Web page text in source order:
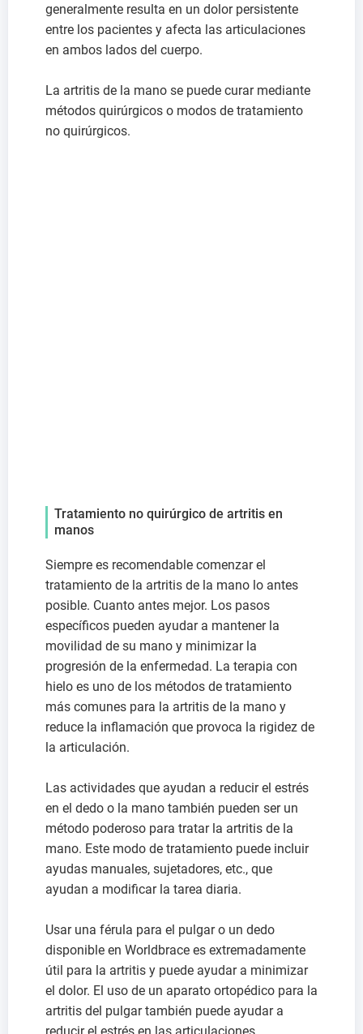
generalmente resulta en un dolor persistente
entre los pacientes y afecta las articulaciones
en ambos lados del cuerpo.
La artritis de la mano se puede curar mediante
métodos quirúrgicos o modos de tratamiento
no quirúrgicos.
Tratamiento no quirúrgico de artritis en
manos
Siempre es recomendable comenzar el
tratamiento de la artritis de la mano lo antes
posible. Cuanto antes mejor. Los pasos
específicos pueden ayudar a mantener la
movilidad de su mano y minimizar la
progresión de la enfermedad. La terapia con
hielo es uno de los métodos de tratamiento
más comunes para la artritis de la mano y
reduce la inflamación que provoca la rigidez de
la articulación.
Las actividades que ayudan a reducir el estrés
en el dedo o la mano también pueden ser un
método poderoso para tratar la artritis de la
mano. Este modo de tratamiento puede incluir
ayudas manuales, sujetadores, etc., que
ayudan a modificar la tarea diaria.
Usar una férula para el pulgar o un dedo
disponible en Worldbrace es extremadamente
útil para la artritis y puede ayudar a minimizar
el dolor. El uso de un aparato ortopédico para la
artritis del pulgar también puede ayudar a